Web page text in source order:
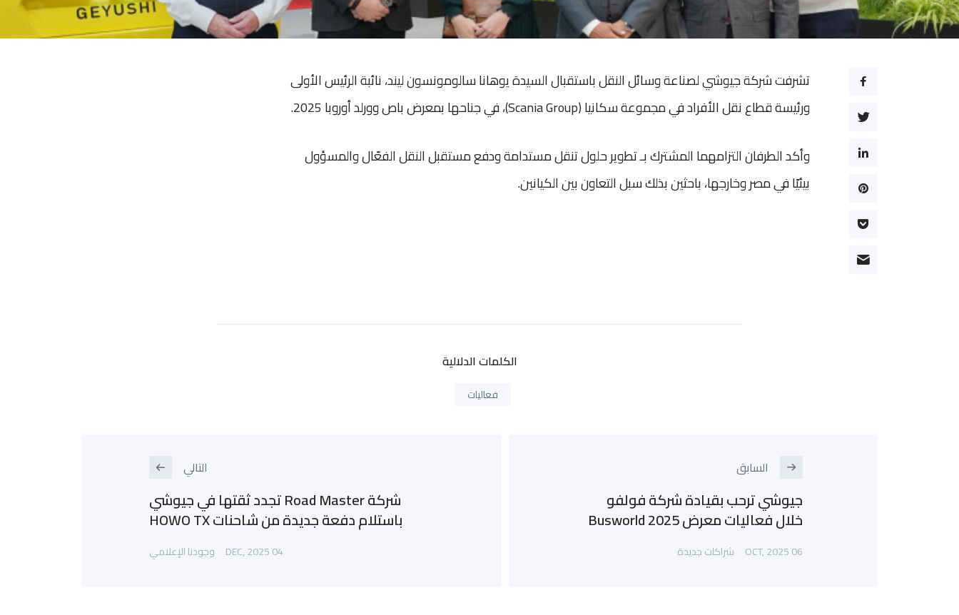
تشرفت شركة جيوشي لصناعة وسائل النقل باستقبال السيدة يوهانا سالومونسون ليند، نائبة الرئيس الأولى
ورئيسة قطاع نقل الأفراد في مجموعة سكانيا (Scania Group)، في جناحها بمعرض باص وورلد أوروبا 2025.
وأكد الطرفان التزامهما المشترك بـ تطوير حلول تنقل مستدامة ودفع مستقبل النقل الفعّال والمسؤول
بيئيًا في مصر وخارجها، باحثين بذلك سبل التعاون بين الكيانين.
الكلمات الدلالية
فعاليات
السابق
جيوشي ترحب بقيادة شركة فولفو
خلال فعاليات معرض Busworld 2025
06 OCT, 2025 شراكات جديدة
التالي
شركة Road Master تجدد ثقتها في جيوشي
باستلام دفعة جديدة من شاحنات HOWO TX
04 DEC, 2025 وجودنا الإعلامي